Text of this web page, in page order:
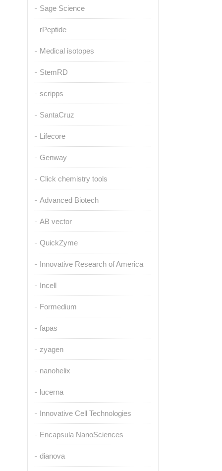
Sage Science
rPeptide
Medical isotopes
StemRD
scripps
SantaCruz
Lifecore
Genway
Click chemistry tools
Advanced Biotech
AB vector
QuickZyme
Innovative Research of America
Incell
Formedium
fapas
zyagen
nanohelix
lucerna
Innovative Cell Technologies
Encapsula NanoSciences
dianova